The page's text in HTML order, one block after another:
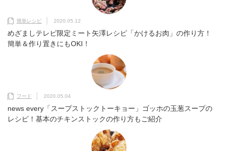
簡単レシピ 2020.05.12
めざましテレビ限定ミート矢澤レシピ「かけるお肉」の作り方！
簡単＆作り置きにもOKI！
フード 2020.05.04
news every「スープストックトーキョー」ゴッホの玉葱スープの
レシピ！基本のチキンストックの作り方もご紹介